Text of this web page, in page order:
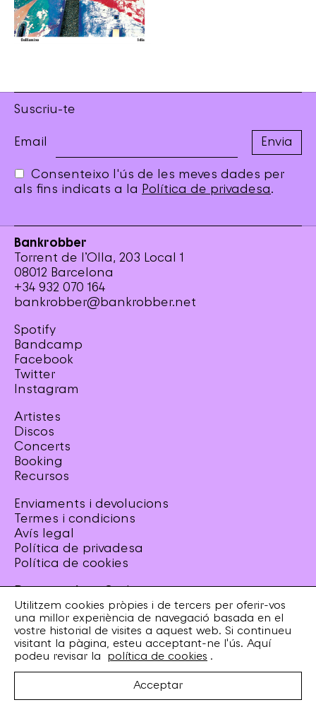
AFEGEIX A LA CISTELLA
Suscriu-te
Email
Consenteixo l'ús de les meves dades per
als fins indicats a la Política de privadesa.
Bankrobber
Torrent de l’Olla, 203 Local 1
08012 Barcelona
+34 932 070 164
bankrobber@bankrobber.net
Spotify
Bandcamp
Facebook
Twitter
Instagram
Artistes
Discos
Concerts
Booking
Recursos
Enviaments i devolucions
Termes i condicions
Avís legal
Política de privadesa
Política de cookies
Amb el suport de
Utilitzem cookies pròpies i de tercers per oferir-vos
una millor experiència de navegació basada en el
vostre historial de visites a aquest web. Si continueu
visitant la pàgina, esteu acceptant-ne l'ús. Aquí
podeu revisar la
política de cookies .
Acceptar